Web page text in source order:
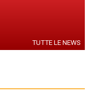
TUTTE LE NEWS